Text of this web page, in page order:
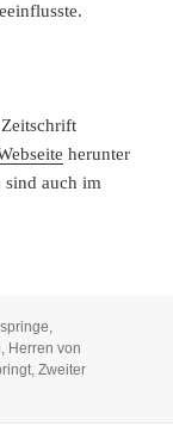
herunter
sind auch im
,
, Herren von
,Zweiter
Lippe springt Nr. 93